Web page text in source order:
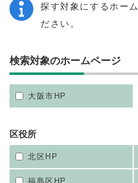
探す対象にするホー
ださい。
検索対象のホームページ
大阪市HP
区役所
北区HP
福島区HP